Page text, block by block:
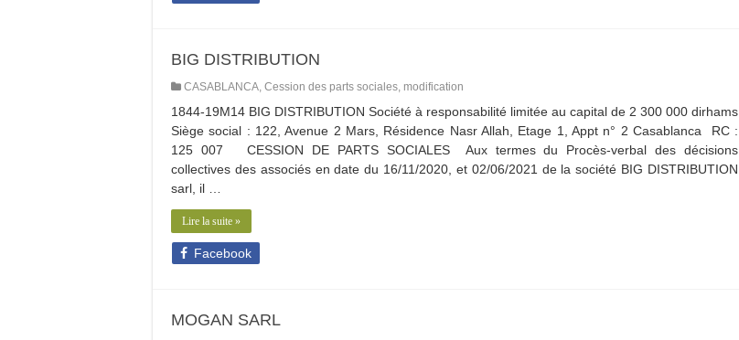
BIG DISTRIBUTION
CASABLANCA, Cession des parts sociales, modification
1844-19M14 BIG DISTRIBUTION Société à responsabilité limitée au capital de 2 300 000 dirhams
Siège social : 122, Avenue 2 Mars, Résidence Nasr Allah, Etage 1, Appt n° 2 Casablanca RC :
125 007 CESSION DE PARTS SOCIALES Aux termes du Procès-verbal des décisions
collectives des associés en date du 16/11/2020, et 02/06/2021 de la société BIG DISTRIBUTION
sarl, il …
Lire la suite »
Facebook
MOGAN SARL